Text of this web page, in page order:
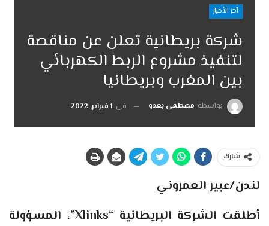
آخر الأخبار
شركة بريطانية تعلن عن مناقصة
لتنفيذ مشروع الربط الكهربائي
بين المغرب وبريطانيا
بواسطة مصطفى بعدو في 1 فبراير, 2022
شارك
لندن/عبير العمروني
أطلقت الشركة البريطانية “Xlinks”، المسؤولة